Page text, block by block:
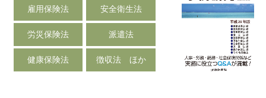
雇用保険法 安全衛生法
労災保険法 派遣法
健康保険法 徴収法 ほか